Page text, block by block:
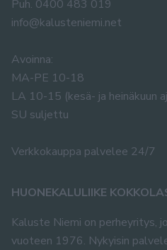
Puh. 0400 483 019
info@kalusteniemi.net
Avoinna:
MA-PE 10-18
LA 10-15 (kesä- ja heinäkuun
SU suljettu
Verkkokauppa palvelee 24/7
HUONEKALULIIKE
Kaluste Niemi on perheyritys,
vuoteen 1976. Nykyisin